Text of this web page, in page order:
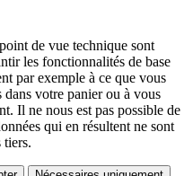
de vue technique sont
les fonctionnalités de base
par exemple à ce que vous
votre panier ou à vous
Il ne nous est pas possible de
qui en résultent ne sont
tiers.